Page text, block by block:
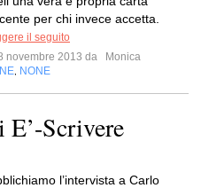
per chi invece accetta.
il seguito
novembre 2013 da
Monica
NONE
Scrivere
l’intervista a Carlo